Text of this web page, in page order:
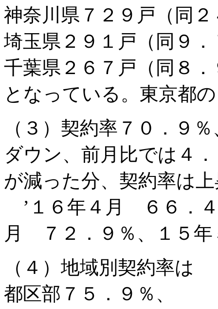
神奈川県７２９戸（同
埼玉県２９１戸（同９
千葉県２６７戸（同８
となっている。東京都
（３）契約率７０．９
ダウン、前月比では４
が減った分、契約率は
’１６年４月 ６６．
月 ７２．９％、１５
（４）地域別契約率は
都区部７５．９％、